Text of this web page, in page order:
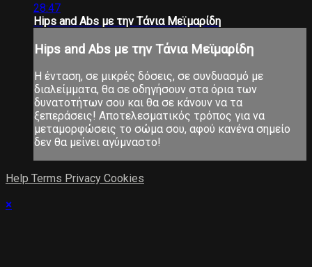
28:47
Hips and Abs με την Τάνια Μεϊμαρίδη
Hips and Abs με την Τάνια Μεϊμαρίδη
Η ένταση, σε μικρές δόσεις, σε συνδυασμό με
διαλείμματα, θα σε οδηγήσουν στα όρια των
δυνατοτήτων σου και θα σε κάνουν να τα
ξεπεράσεις! Αποτελεσματικός τρόπος για να
μεταμορφώσεις το σώμα σου, αφού κανένα σημείο
δεν θα μείνει αγύμναστο!
Help Terms Privacy Cookies
×